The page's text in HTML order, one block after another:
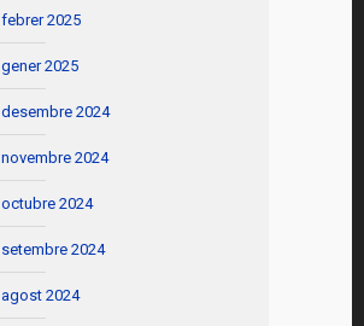
febrer 2025
gener 2025
desembre 2024
novembre 2024
octubre 2024
setembre 2024
agost 2024